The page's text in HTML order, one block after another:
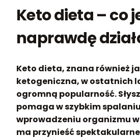
Keto dieta – co
naprawdę
Keto dieta, znana również
ketogeniczna, w ostatnich
ogromną popularność.
pomaga w szybkim
wprowadzeniu organizmu
ma przynieść